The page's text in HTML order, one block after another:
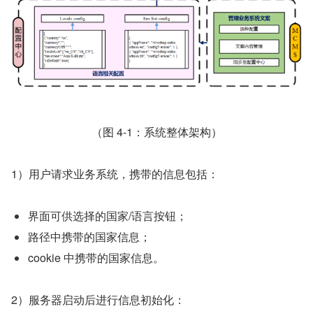
（图 4-1：系统整体架构）
1）用户请求业务系统，携带的信息包括：
界面可供选择的国家/语言按钮；
路径中携带的国家信息；
cookie 中携带的国家信息。
2）服务器启动后进行信息初始化：